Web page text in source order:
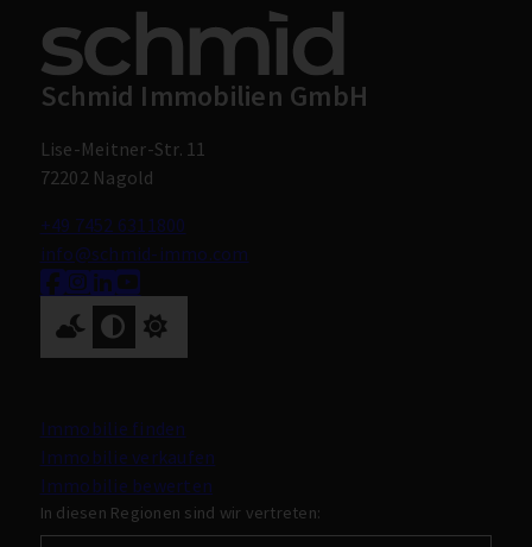
Schmid Immobilien GmbH
Lise-Meitner-Str. 11
72202 Nagold
+49 7452 6311800
info@schmid-immo.com
In diesen Regionen sind wir vertreten:
Immobilie finden
Immobilie verkaufen
Immobilie bewerten